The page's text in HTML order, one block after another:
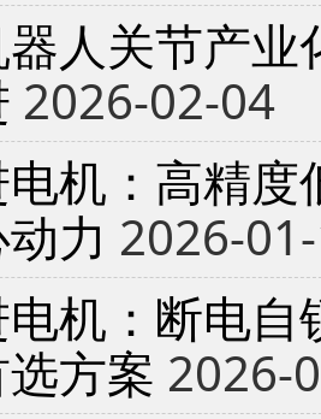
人关节产
2026-02-04
机：高精
力 2026-
机：断电
方案 2026-